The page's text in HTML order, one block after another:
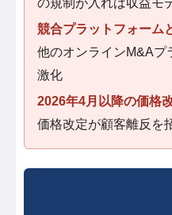
の規制が入れば収益モ
競合プラットフォーム
他のオンラインM&Aプ
激化
2026年4月以降の価格
価格改定が顧客離反を